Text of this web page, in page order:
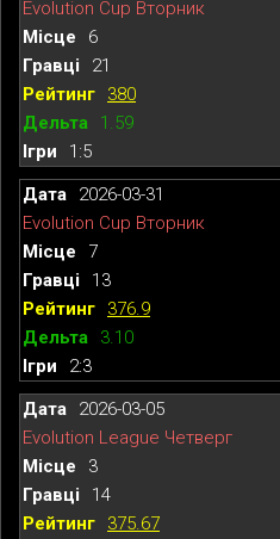
Evolution Cup Вторник
6
21
380
1.59
1:5
2026-03-31
Evolution Cup Вторник
7
13
376.9
3.10
2:3
2026-03-05
Evolution League Четверг
3
14
375.67